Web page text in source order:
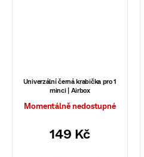
Univerzální černá krabička pro 1
minci | Airbox
Momentálně nedostupné
149 Kč